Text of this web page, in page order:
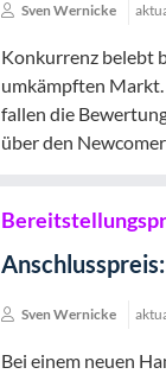
Sven Wernicke
Konkurrenz belebt
umkämpften
fallen die
über den
Sven Wernicke
Bei einem neuen